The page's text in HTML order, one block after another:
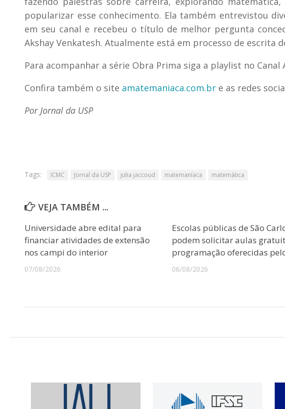
popularizar esse conhecimento. Ela também entrevistou
em seu canal e recebeu o título de melhor pergunta
Akshay Venkatesh. Atualmente está em processo de escrita
Para acompanhar a série Obra Prima siga a playlist no Canal
Confira também o site amatemaniaca.com.br e as redes
Por Jornal da USP
Tags: ICMC Jornal da USP julia jaccoud matemaníaca matemática
VEJA TAMBÉM ...
Universidade abre edital para
financiar atividades de extensão
nos campi do interior
07/08/2026
Escolas públicas de São
podem solicitar aulas
programação oferecidas
06/08/2026